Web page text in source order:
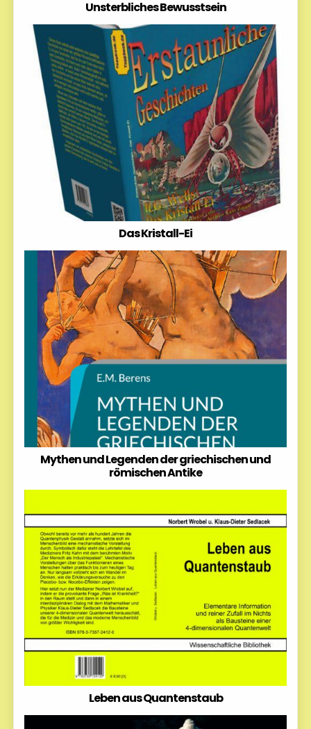
Unsterbliches Bewusstsein
Das Kristall-Ei
Mythen und Legenden der griechischen und
römischen Antike
Leben aus Quantenstaub